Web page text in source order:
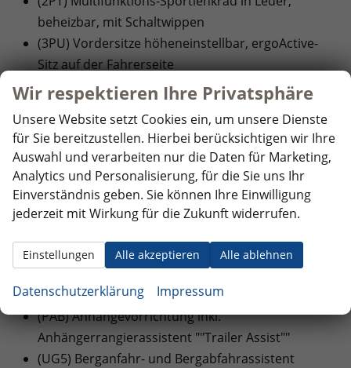
beheizbar, mit Schaltwippen
(3PU) Vordersitze höheneinstellbar, ergoActive-
Sitz auf der Fahrerseite
EXTRAS:
(PLC) ""IQ.LIGHT"" - HD-Matrix-Scheinwerfer
(8VP) 3D-LED-Rückleuchten mit dynamischer
Blinkleuchte
(F15) 4 Leichtmetallräder ""York"" 8,5 J x 20 in
Schwarz, Volkswagen R
Ausweichunterstützung
(2I2) Adaptive Fahrwerksregelung DCC Pro inkl.
Fahrprofilauswahl
(PAB) Anhängevorrichtung inkl.
Anhängerrangierassistent ""Trailer Assist""
(UG5) Berganfahr- und Bergabfahrassistent
Wir respektieren Ihre Privatsphäre
Unsere Website setzt Cookies ein, um unsere Dienste
für Sie bereitzustellen. Hierbei berücksichtigen wir Ihre
Auswahl und verarbeiten nur die Daten für Marketing,
Analytics und Personalisierung, für die Sie uns Ihr
Einverständnis geben. Sie können Ihre Einwilligung
jederzeit mit Wirkung für die Zukunft widerrufen.
Alle akzeptieren Alle ablehnen
Einstellungen
Datenschutzerklärung Impressum